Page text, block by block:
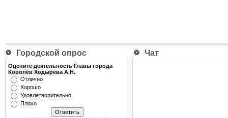
Городской опрос Чат
Оцените деятельность Главы города
Королёв Ходырева А.Н.
Отлично
Хорошо
Удовлетворительно
Плохо